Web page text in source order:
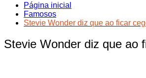
Página inicial
Famosos
Stevie Wonder diz que ao ficar
Stevie Wonder diz que ao